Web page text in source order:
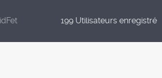
199 Utilisateurs enregistré